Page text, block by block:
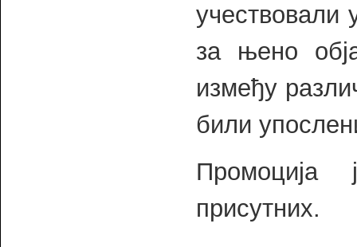
учествовали
за њено
између
били
Промоција
присутних.